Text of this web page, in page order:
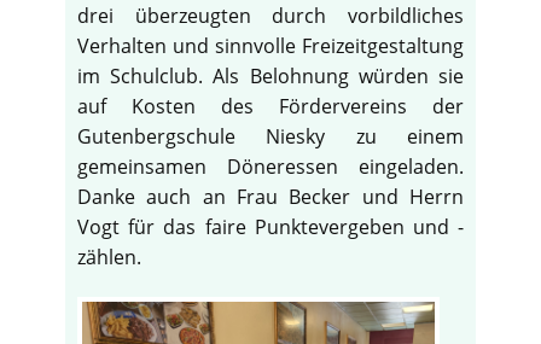
drei überzeugten durch vorbildliches
Verhalten und sinnvolle Freizeitgestaltung
im Schulclub. Als Belohnung würden sie
auf Kosten des Fördervereins der
Gutenbergschule Niesky zu einem
gemeinsamen Döneressen eingeladen.
Danke auch an Frau Becker und Herrn
Vogt für das faire Punktevergeben und -
zählen.